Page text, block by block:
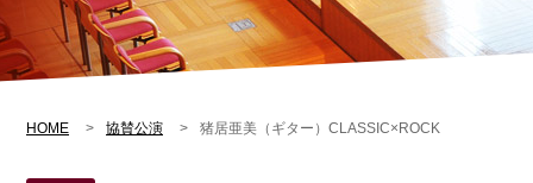
HOME 協賛公演 猪居亜美（ギター）CLASSIC×ROCK